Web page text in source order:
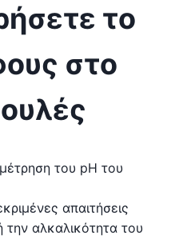
το
στο
απαιτήσεις
την αλκαλικότητα του